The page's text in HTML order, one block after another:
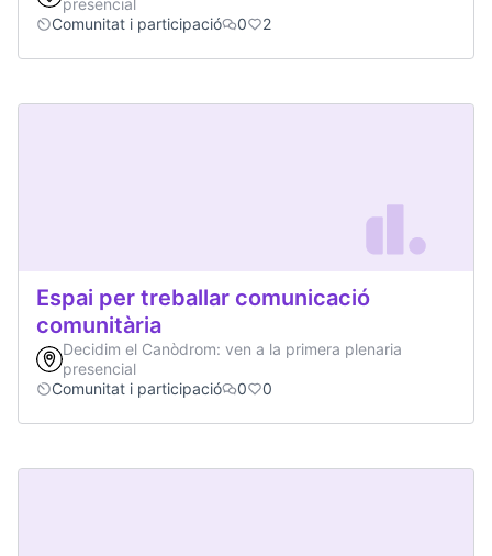
Comunitat i participació
0 2
Espai per treballar comunicació
comunitària
Decidim el Canòdrom: ven a la primera plenaria
presencial
Comunitat i participació
0 0